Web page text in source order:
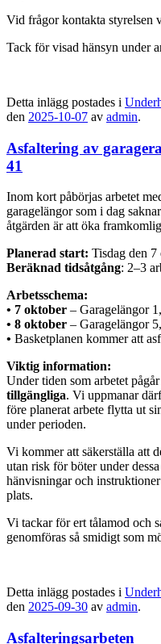
Vid frågor kontakta styrelsen
Tack för visad hänsyn under
Detta inlägg postades i
den 2025-10-07 av admin.
Asfaltering av
41
Inom kort påbörjas arbetet
garagelängor som i dag
åtgärden är att öka
Planerad start: Tisdag den 7
Beräknad tidsåtgång: 2–3
Arbetsschema:
• 7 oktober – Garagelängor
• 8 oktober – Garagelängor
• Basketplanen kommer att
Viktig information:
Under tiden som arbetet
tillgängliga. Vi uppmanar
före planerat arbete flytta ut
under perioden.
Vi kommer att säkerställa att
utan risk för böter under
hänvisningar och
plats.
Vi tackar för ert tålamod och
genomföras så smidigt som
Detta inlägg postades i
den 2025-09-30 av admin.
Asfalteringsarbeten